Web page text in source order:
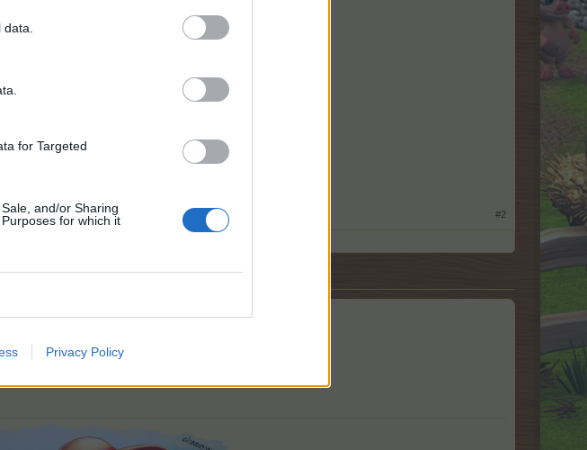
for Targeted
and/or Sharing
for which it
Privacy Policy
Usertreffen am 08.08.2026 in Hitzacker !
#2